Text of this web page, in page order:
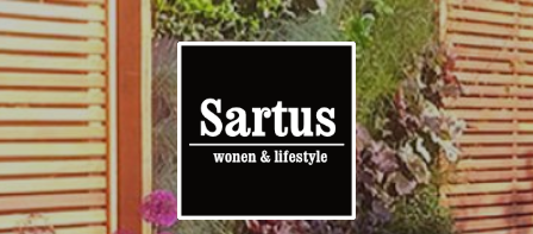
Naar
de
inhoud
springen
Zoeken